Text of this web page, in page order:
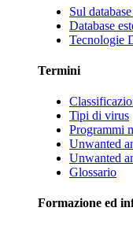
Sul
Database
Tecnologie
Termini
Tipi di virus
Programmi
Unwanted
Unwanted
Glossario
Formazione ed